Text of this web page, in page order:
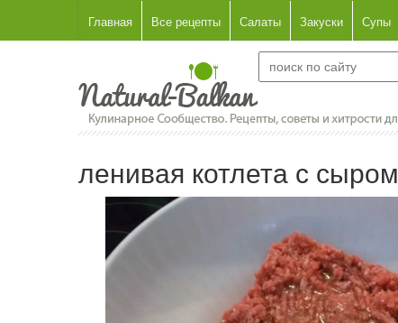
Главная Все рецепты Салаты Закуски Супы
ленивая котлета с сыром